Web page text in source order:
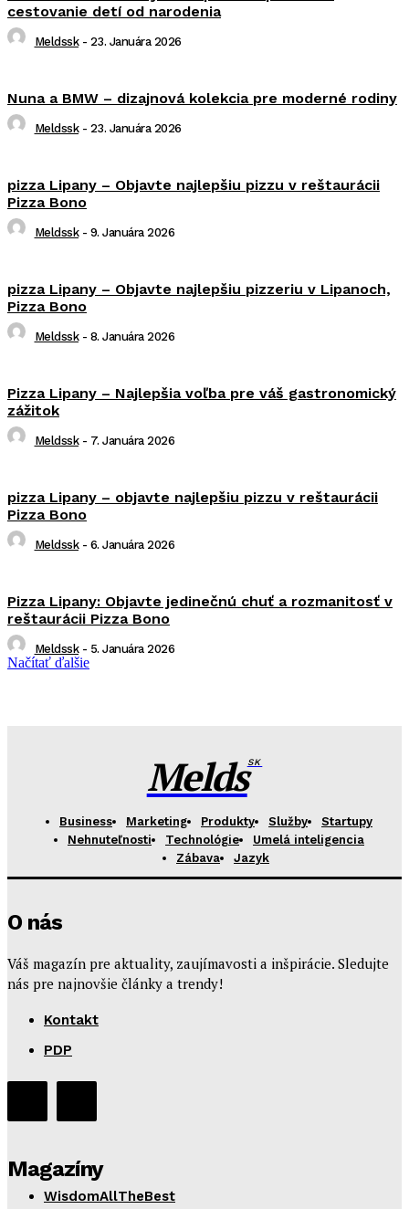
cestovanie detí od narodenia
Meldssk - 23. Januára 2026
Nuna a BMW – dizajnová kolekcia pre moderné rodiny
Meldssk - 23. Januára 2026
pizza Lipany – Objavte najlepšiu pizzu v reštaurácii
Pizza Bono
Meldssk - 9. Januára 2026
pizza Lipany – Objavte najlepšiu pizzeriu v Lipanoch,
Pizza Bono
Meldssk - 8. Januára 2026
Pizza Lipany – Najlepšia voľba pre váš gastronomický
zážitok
Meldssk - 7. Januára 2026
pizza Lipany – objavte najlepšiu pizzu v reštaurácii
Pizza Bono
Meldssk - 6. Januára 2026
Pizza Lipany: Objavte jedinečnú chuť a rozmanitosť v
reštaurácii Pizza Bono
Meldssk - 5. Januára 2026
Načítať ďalšie
MeldsSK
Business Marketing Produkty Služby
Startupy
Nehnuteľnosti
Technológie
Umelá inteligencia
Zábava
Jazyk
O nás
Váš magazín pre aktuality, zaujímavosti a inšpirácie. Sledujte
nás pre najnovšie články a trendy!
Kontakt
PDP
Magazíny
WisdomAllTheBest